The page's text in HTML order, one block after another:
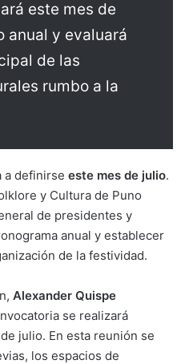
este mes de
anual y evaluará
de las
rumbo a la
a definirse este mes de julio.
y Cultura de Puno
de presidentes y
anual y establecer
de la festividad.
Alexander Quispe
se realizará
julio. En esta reunión se
los espacios de